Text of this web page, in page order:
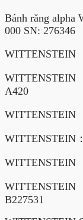
Bánh răng alpha
000 SN: 276346
WITTENSTEIN
WITTENSTEIN
A420
WITTENSTEIN
WITTENSTEIN
WITTENSTEIN
WITTENSTEIN
B227531